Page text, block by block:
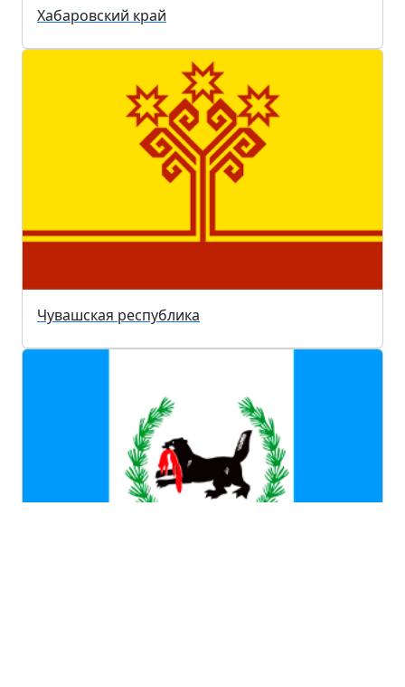
Хабаровский край
Чувашская республика